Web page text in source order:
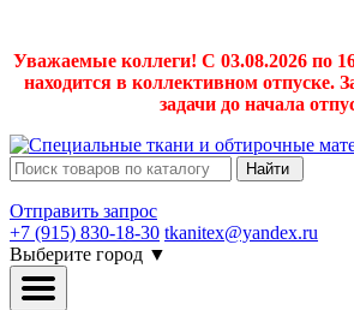
Уважаемые коллеги! С 03.08.2026 по
находится в коллективном отпуске.
задачи до начала
Найти
Отправить запрос
+7 (915) 830-18-30 tkanitex@yandex.ru
Выберите город ▼